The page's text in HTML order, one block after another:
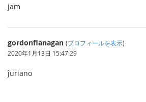
jam
gordonflanagan (プロフィールを表示)
2020年1月13日 15:47:29
ĵuriano